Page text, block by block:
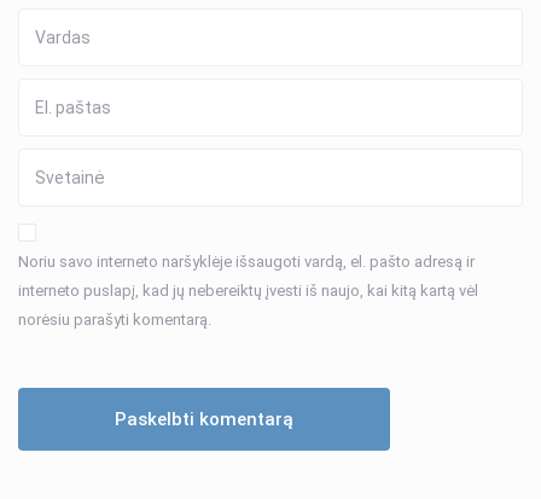
Noriu savo interneto naršyklėje išsaugoti vardą, el. pašto adresą ir
interneto puslapį, kad jų nebereiktų įvesti iš naujo, kai kitą kartą vėl
norėsiu parašyti komentarą.